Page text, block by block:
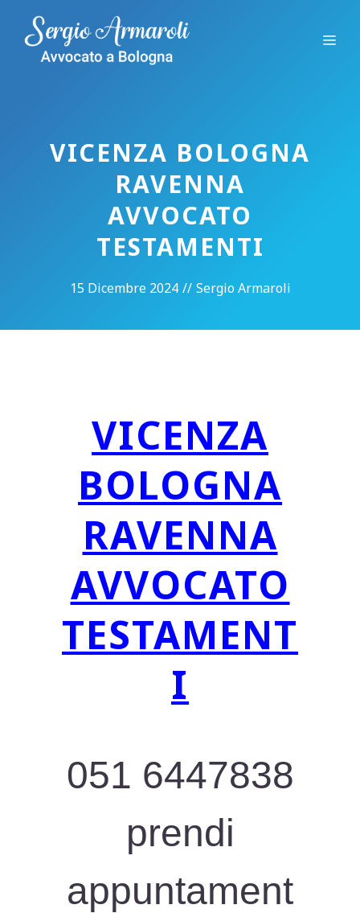
contenuto
VICENZA BOLOGNA
RAVENNA
AVVOCATO
TESTAMENTI
15 Dicembre 2024 // Sergio Armaroli
VICENZA
BOLOGNA
RAVENNA
AVVOCATO
TESTAMENT
I
051 6447838
prendi
appuntament